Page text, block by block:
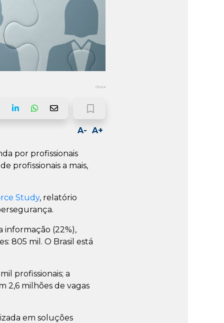
iStock
LinkedInWhatsapp
Email
bookmark_border
A+
A-
por profissionais
profissionais a mais,
Study, relatório
informação (22%),
805 mil. O Brasil está
profissionais; a
2,6 milhões de vagas
em soluções